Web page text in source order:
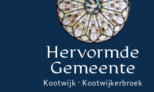
Hervormde
Gemeente
Kootwijk · Kootwijkerbroek